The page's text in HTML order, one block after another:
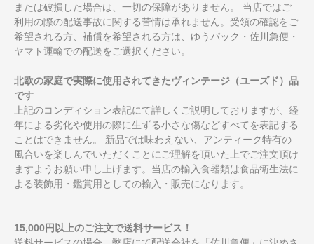
または破損した場合は、一切の保障がありません。 当店ではご
利用の際の配送事故に関する苦情は承れません。受領の確認をご
希望される方、補償を希望される方は、ゆうパック・佐川急便・
ヤマト運輸での配送をご選択ください。
北欧の家庭で実際に使用されてきたヴィンテージ（ユーズド）品
です
上記のコンディション表記にて詳しくご説明しておりますが、経
年による劣化や使用の際に生ずる小さな傷などすべてを表記する
ことはできません。 新品では味わえない、アンティーク特有の
風合いを楽しんでいただくことにご理解を頂いた上でご注文頂け
ますようお願い申し上げます。当店の輸入食器類は食品衛生法に
よる装飾用・鑑賞用としての輸入・販売になります。
15,000円以上のご注文で送料サービス！